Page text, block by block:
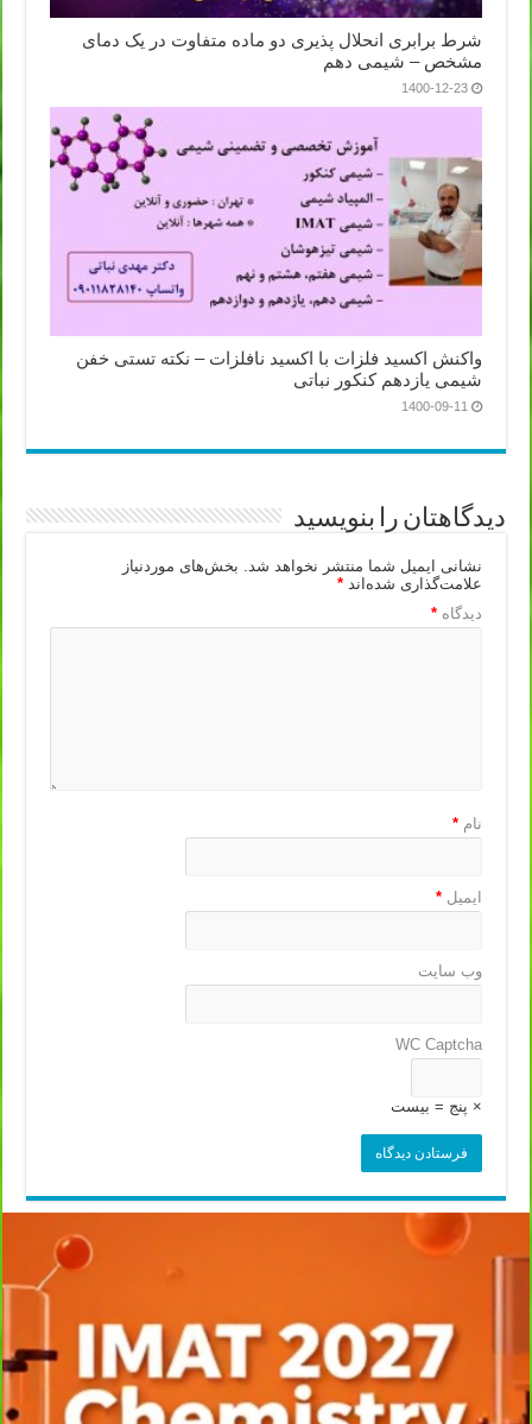
شرط برابری انحلال پذیری دو ماده متفاوت در یک دمای
مشخص – شیمی دهم
1400-12-23
واکنش اکسید فلزات با اکسید نافلزات – نکته تستی خفن
شیمی یازدهم کنکور نباتی
1400-09-11
دیدگاهتان را بنویسید
نشانی ایمیل شما منتشر نخواهد شد. بخش‌های موردنیاز
علامت‌گذاری شده‌اند*
دیدگاه*
نام*
ایمیل*
وب‌ سایت
WC Captcha
× پنج = بیست